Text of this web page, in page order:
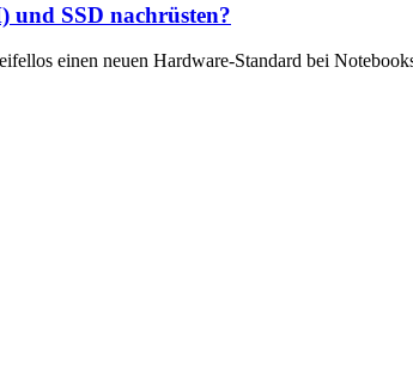
und SSD nachrüsten?
einen neuen Hardware-Standard bei